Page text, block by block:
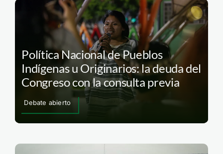
Política Nacional de Pueblos
Indígenas u Originarios: la deuda del
Congreso con la consulta previa
Debate abierto